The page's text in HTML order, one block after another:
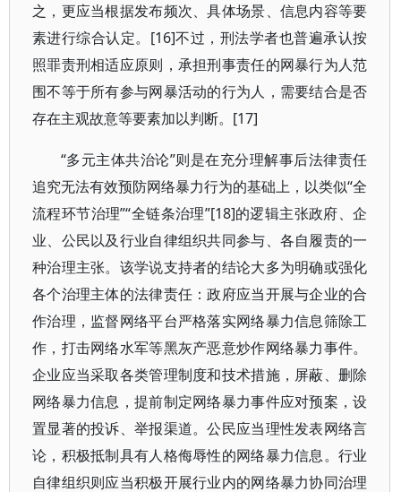
之，更应当根据发布频次、具体场景、信息内容等要
素进行综合认定。[16]不过，刑法学者也普遍承认按
照罪责刑相适应原则，承担刑事责任的网暴行为人范
围不等于所有参与网暴活动的行为人，需要结合是否
存在主观故意等要素加以判断。[17]
“多元主体共治论”则是在充分理解事后法律责任
追究无法有效预防网络暴力行为的基础上，以类似“全
流程环节治理”“全链条治理”[18]的逻辑主张政府、企
业、公民以及行业自律组织共同参与、各自履责的一
种治理主张。该学说支持者的结论大多为明确或强化
各个治理主体的法律责任：政府应当开展与企业的合
作治理，监督网络平台严格落实网络暴力信息筛除工
作，打击网络水军等黑灰产恶意炒作网络暴力事件。
企业应当采取各类管理制度和技术措施，屏蔽、删除
网络暴力信息，提前制定网络暴力事件应对预案，设
置显著的投诉、举报渠道。公民应当理性发表网络言
论，积极抵制具有人格侮辱性的网络暴力信息。行业
自律组织则应当积极开展行业内的网络暴力协同治理